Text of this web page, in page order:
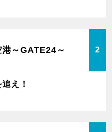
港～GATE24～ 2
え！